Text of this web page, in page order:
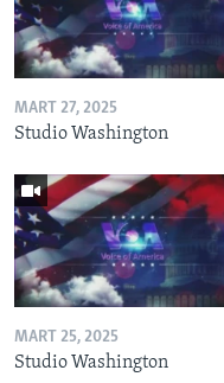
MART 27, 2025
Studio Washington
MART 25, 2025
Studio Washington